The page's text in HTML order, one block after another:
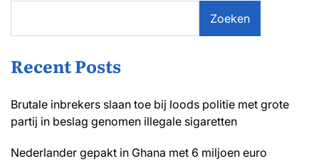
Zoeken
Recent Posts
Brutale inbrekers slaan toe bij loods politie met grote
partij in beslag genomen illegale sigaretten
Nederlander gepakt in Ghana met 6 miljoen euro